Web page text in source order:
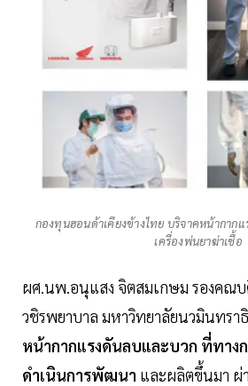
กองทุนฮอนด้าเคียงข้างไทย บริจาคหน้ากาก
เครื่องพ่นยาฆ่าเชื้อ
ผศ.นพ.อนุแสง จิตสมเกษม รองคณ
วชิรพยาบาล มหาวิทยาลัยนวมินทรา
หน้ากากแรงดันลบและบวก ที่ทาง
ดำเนินการพัฒนา และผลิตขึ้นมา ผ่